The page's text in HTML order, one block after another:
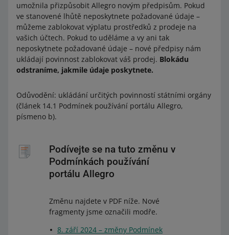
umožnila přizpůsobit Allegro novým předpisům. Pokud
ve stanovené lhůtě neposkytnete požadované údaje –
můžeme zablokovat výplatu prostředků z prodeje na
vašich účtech. Pokud to uděláme a vy ani tak
neposkytnete požadované údaje – nové předpisy nám
ukládají povinnost zablokovat váš prodej. Blokádu
odstraníme, jakmile údaje poskytnete.
Odůvodění: ukládání určitých povinností státními orgány
(článek 14.1 Podmínek používání portálu Allegro,
písmeno b).
Podívejte se na tuto změnu v
Podmínkách používání
portálu Allegro
Změnu najdete v PDF níže. Nové
fragmenty jsme označili modře.
8. září 2024 – změny Podmínek